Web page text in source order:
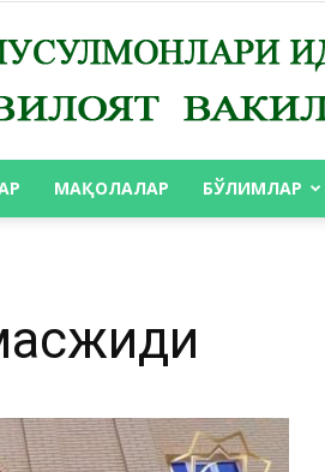
МАҚОЛАЛАР БЎЛИМЛАР